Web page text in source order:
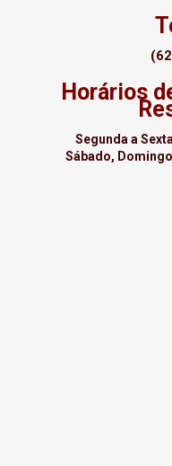
Horários
Segunda a
Sábado,